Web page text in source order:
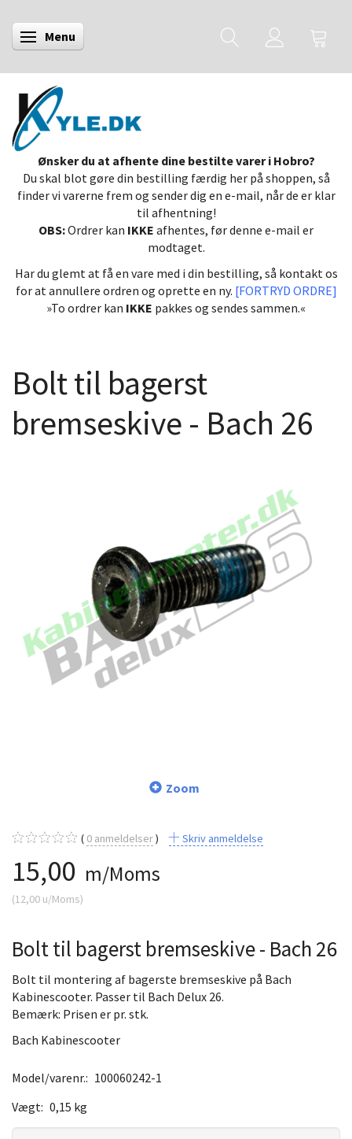
Skifte navigation
Menu
Ønsker du at afhente dine bestilte varer i Hobro?
Du skal blot gøre din bestilling færdig her på shoppen, så
finder vi varerne frem og sender dig en e-mail, når de er klar
til afhentning!
OBS:Ordrer kan IKKE afhentes, før denne e-mail er
modtaget.
Har du glemt at få en vare med i din bestilling, så kontakt os
for at annullere ordren og oprette en ny. [FORTRYD ORDRE]
»To ordrer kan IKKE pakkes og sendes sammen.«
Bolt til bagerst
bremseskive - Bach 26
Zoom
0 anmeldelser Skriv anmeldelse
15,00 m/Moms
(12,00 u/Moms)
Bolt til bagerst bremseskive - Bach 26
Bolt til montering af bagerste bremseskive på Bach
Kabinescooter. Passer til Bach Delux 26.
Bemærk: Prisen er pr. stk.
Bach Kabinescooter
Model/varenr.: 100060242-1
Vægt: 0,15 kg